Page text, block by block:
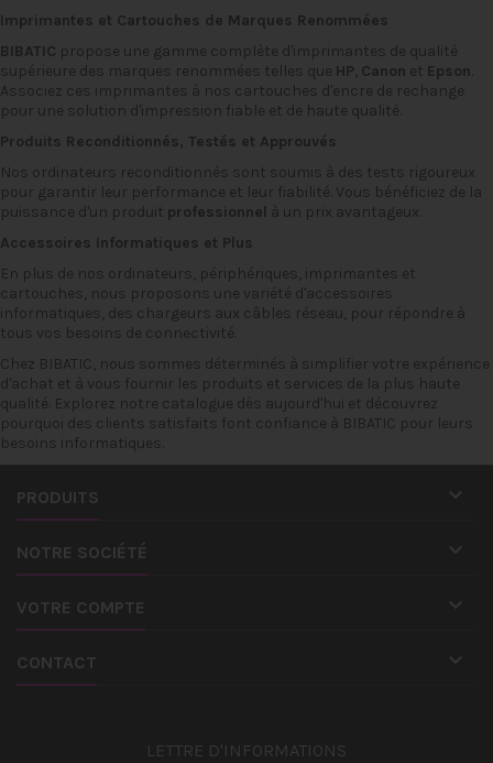
Imprimantes et Cartouches de Marques Renommées
BIBATIC propose une gamme complète d'imprimantes de qualité
supérieure des marques renommées telles que HP Canon et Epson
Associez ces imprimantes à nos cartouches d'encre de rechange
pour une solution d'impression fiable et de haute qualité.
Produits Reconditionnés, Testés et Approuvés
Nos ordinateurs reconditionnés sont soumis à des tests rigoureux
pour garantir leur performance et leur fiabilité. Vous bénéficiez de la
puissance d'un produit professionnel à un prix avantageux.
Accessoires Informatiques et Plus
En plus de nos ordinateurs, périphériques, imprimantes et
cartouches, nous proposons une variété d'accessoires
informatiques, des chargeurs aux câbles réseau , pour répondre à
tous vos besoins de connectivité.
Chez BIBATIC
, nous sommes déterminés à simplifier votre expérience
d'achat et à vous fournir les produits et services de la plus haute
qualité. Explorez notre catalogue dès aujourd'hui et découvrez
pourquoi des clients satisfaits font confiance à BIBATIC pour leurs
besoins informatiques.
PRODUITS 
NOTRE SOCIÉTÉ 
VOTRE COMPTE 
CONTACT 
LETTRE D'INFORMATIONS